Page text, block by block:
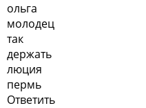
ольга
молодец
так
держать
люция
пермь
Ответить